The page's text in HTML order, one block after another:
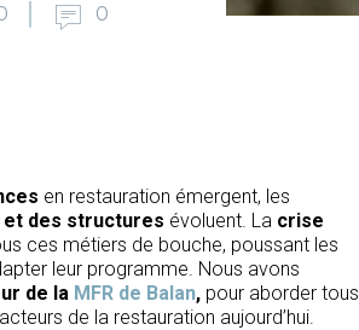
0
en restauration émergent, les
des structures évoluent. La crise
ces métiers de bouche, poussant les
leur programme. Nous avons
de la MFR de Balan, pour aborder tous
de la restauration aujourd’hui.